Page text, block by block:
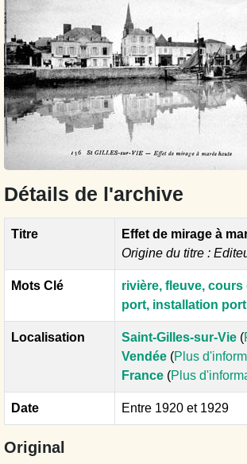
Détails de l'archive
Titre
Effet de mirage à
Origine du titre :
Mots Clé
rivière, fleuve,
port, installation
Localisation Saint-Gilles-sur-Vie (
Vendée (Plus
France (Plus
Date Entre 1920 et 1929
Original